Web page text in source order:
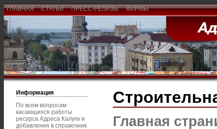
ГЛАВНАЯ СТАТЬИ ПРЕСС-РЕЛИЗЫ ФИРМЫ
Информация
По всем вопросам
касающихся работы
ресурса Адреса Калуги и
добавления в справочник
Главная